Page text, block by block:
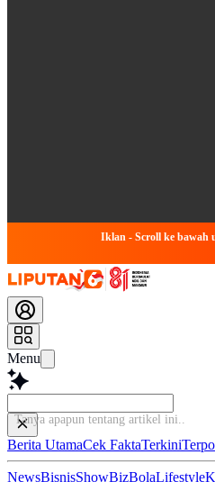
Iklan - Scroll ke bawah
Menu
Tanya apapun tentang artikel ini...
Berita UtamaCek FaktaTerkini
NewsBisnisShowBizBolaLifestyle